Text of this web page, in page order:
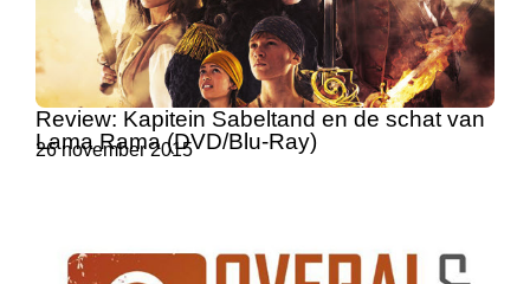
Review: Kapitein Sabeltand en de schat van
Lama Rama (DVD/Blu-Ray)
26 november 2015